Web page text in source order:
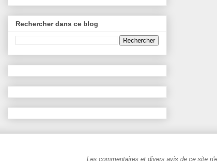
Rechercher dans ce blog
Les commentaires et divers avis de ce site